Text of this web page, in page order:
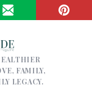
FAMILY,
LEGACY.